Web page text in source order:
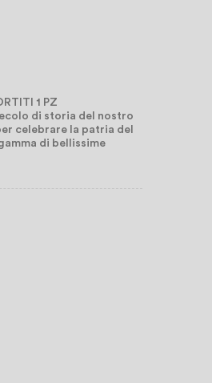
1 PZ
di storia del nostro
celebrare la patria del
di bellissime